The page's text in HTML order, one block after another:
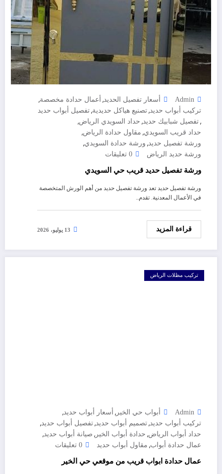
Admin أسعار تفصيل الحديد, أعمال حدادة مخصصة,
تركيب أبواب حديد, تصنيع هياكل حديدية, تفصيل أبواب حديد
, تفصيل شبابيك حديد, حداد السويدي الرياض,
حداد قريب السويدي, مقاول حدادة الرياض,
ورشة تفصيل حديد, ورشة حدادة السويدي,
ورشة حديد الرياض 0 تعليقات
ورشة تفصيل حديد قريب حي السويدي
ورشة تفصيل حديد تعد ورشة تفصيل حديد من أهم الورش المتخصصة
في الأعمال المعدنية. تقدم…
قراءة المزيد 13 يوليو، 2026
تركيب مظلات الرياض
Admin أبواب حي الخير , أسعار أبواب حديد,
تركيب أبواب حديد, تصميم أبواب حديد, تفصيل أبواب حديد,
حداد أبواب الرياض, حدادة أبواب الخير , صيانة أبواب حديد,
عمال حدادة أبواب, مقاول أبواب حديد 0 تعليقات
عمال حدادة ابواب قريب من موقعي حي الخير